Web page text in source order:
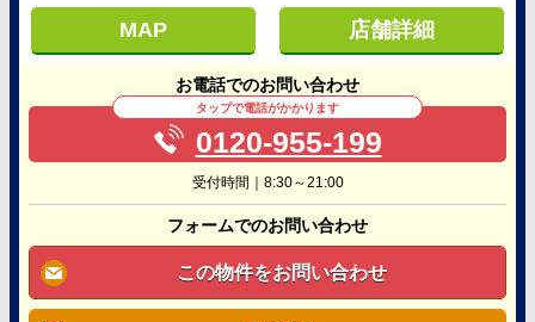
MAP 店舗詳細
お電話でのお問い合わせ
タップで電話がかかります
0120-955-199
受付時間｜8:30～21:00
フォームでのお問い合わせ
この物件をお問い合わせ